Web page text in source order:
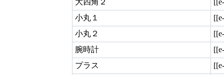
大四角２
小丸１
小丸２
腕時計
プラス